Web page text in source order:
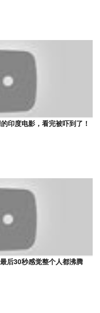
印度电影，看完被吓到了！
后30秒感觉整个人都沸腾